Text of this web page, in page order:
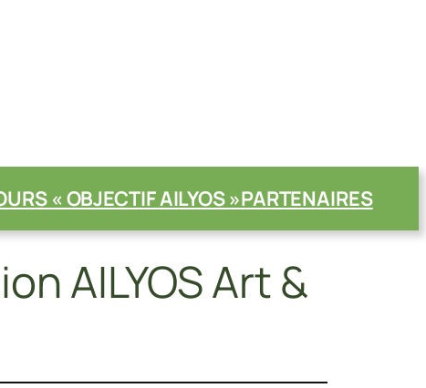
« OBJECTIF AILYOS »PARTENAIRES
AILYOS Art &